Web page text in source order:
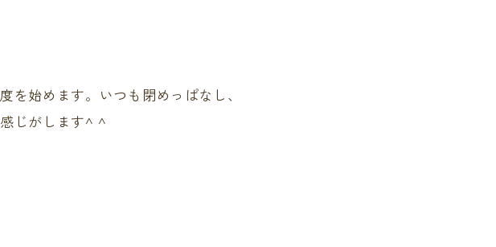
始めます。いつも閉めっぱなし、
じがします^ ^